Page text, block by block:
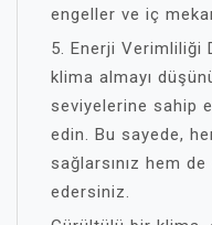
engeller ve iç
5. Enerji Verimliliği
klima almayı
seviyelerine sahip
edin. Bu sayede,
sağlarsınız hem
edersiniz.